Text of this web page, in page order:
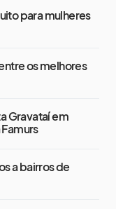
para mulheres
os melhores
Gravataí em
a bairros de